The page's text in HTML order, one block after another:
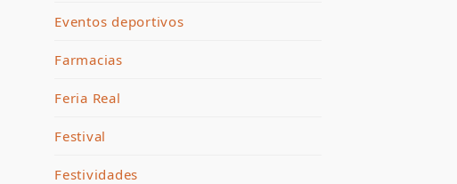
Eventos deportivos
Farmacias
Feria Real
Festival
Festividades